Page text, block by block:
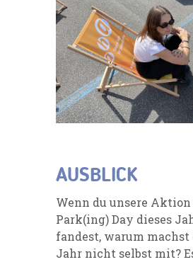
AUSBLICK
Wenn du unsere Aktion
Park(ing) Day dieses
fandest, warum machst
Jahr nicht selbst mit?